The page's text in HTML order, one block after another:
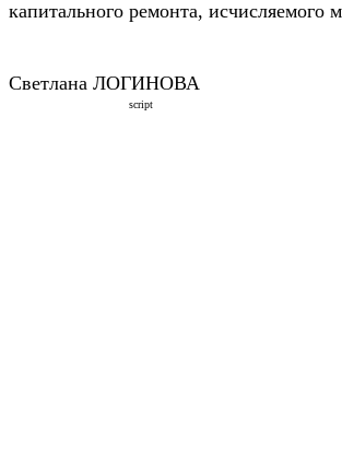
капитального ремонта, исчисляемого
Светлана ЛОГИНОВА
script